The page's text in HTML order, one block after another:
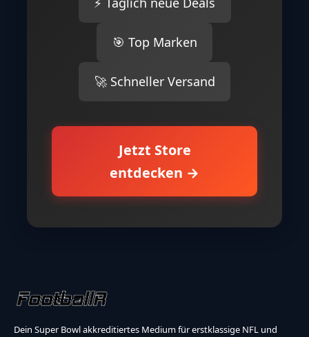
🎯 Top Marken
🚀 Schneller Versand
Jetzt Store
entdecken →
Dein Super Bowl akkreditiertes Medium für erstklassige NFL und